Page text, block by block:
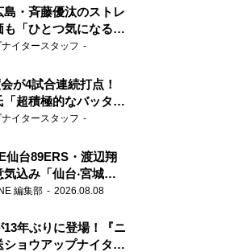
島・斉藤優汰のストレ
も「ひとつ気になるこ
イタースタッフ
が4試合連続打点！
「超積極的なバッター
に強い」
イタースタッフ
仙台89ERS・渡辺翔
込み「仙台‧宮城を
げていきたいです」
編集部 2026.08.08
13年ぶりに登場！『ニ
ショウアップナイタ